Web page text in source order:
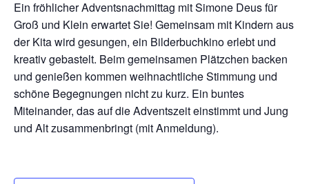
Ein fröhlicher Adventsnachmittag mit Simone Deus für
Groß und Klein erwartet Sie! Gemeinsam mit Kindern aus
der Kita wird gesungen, ein Bilderbuchkino erlebt und
kreativ gebastelt. Beim gemeinsamen Plätzchen backen
und genießen kommen weihnachtliche Stimmung und
schöne Begegnungen nicht zu kurz. Ein buntes
Miteinander, das auf die Adventszeit einstimmt und Jung
und Alt zusammenbringt (mit Anmeldung).